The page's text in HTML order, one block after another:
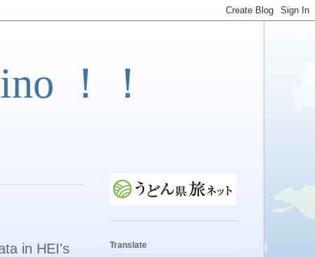
！！
in HEI's Translate